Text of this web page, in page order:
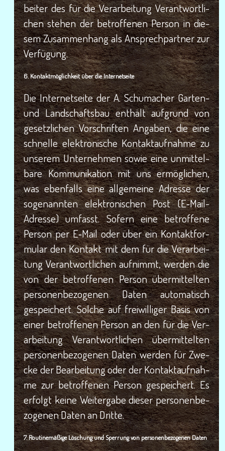
bei­ter des für die Ver­ar­bei­tung Ver­ant­wort­li­
chen ste­hen der betrof­fe­nen Per­son in die­
sem Zusam­men­hang als Ansprech­part­ner zur
Verfügung.
6. Kon­takt­mög­lich­keit über die Internetseite
Die Inter­net­sei­te der A. Schu­ma­cher Gar­ten-
und Land­schafts­bau ent­hält auf­grund von
gesetz­li­chen Vor­schrif­ten Anga­ben, die eine
schnel­le elek­tro­ni­sche Kon­takt­auf­nah­me zu
unse­rem Unter­neh­men sowie eine unmit­tel­
ba­re Kom­mu­ni­ka­ti­on mit uns ermög­li­chen,
was eben­falls eine all­ge­mei­ne Adres­se der
soge­nann­ten elek­tro­ni­schen Post (E‑Mail-
Adres­se) umfasst. Sofern eine betrof­fe­ne
Per­son per E‑Mail oder über ein Kon­takt­for­
mu­lar den Kon­takt mit dem für die Ver­ar­bei­
tung Ver­ant­wort­li­chen auf­nimmt, wer­den die
von der betrof­fe­nen Per­son über­mit­tel­ten
per­so­nen­be­zo­ge­nen Daten auto­ma­tisch
gespei­chert. Sol­che auf frei­wil­li­ger Basis von
einer betrof­fe­nen Per­son an den für die Ver­
ar­bei­tung Ver­ant­wort­li­chen über­mit­tel­ten
per­so­nen­be­zo­ge­nen Daten wer­den für Zwe­
cke der Bear­bei­tung oder der Kon­takt­auf­nah­
me zur betrof­fe­nen Per­son gespei­chert. Es
erfolgt kei­ne Wei­ter­ga­be die­ser per­so­nen­be­
zo­ge­nen Daten an Dritte.
7. Rou­ti­ne­mä­ßi­ge Löschung und Sper­rung von per­so­nen­be­zo­ge­nen Daten